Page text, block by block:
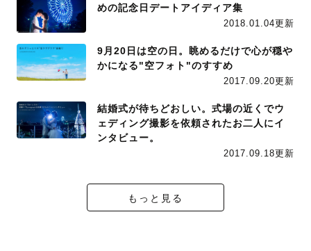
めの記念日デートアイディア集
2018.01.04更新
9月20日は空の日。眺めるだけで心が穏や
かになる"空フォト"のすすめ
2017.09.20更新
結婚式が待ちどおしい。式場の近くでウ
ェディング撮影を依頼されたお二人にイ
ンタビュー。
2017.09.18更新
もっと見る